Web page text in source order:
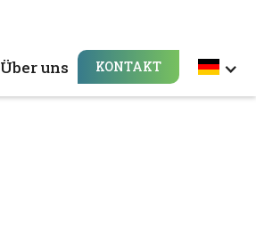
Über uns KONTAKT